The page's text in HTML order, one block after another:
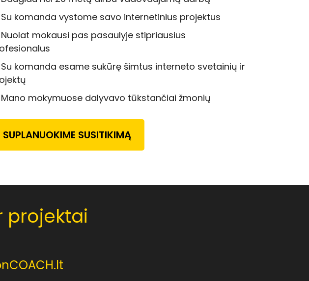
Su komanda vystome savo internetinius projektus
Nuolat mokausi pas pasaulyje stipriausius
Su komanda esame sukūrę šimtus interneto svetainių ir
Mano mokymuose dalyvavo tūkstančiai žmonių
SUPLANUOKIME SUSITIKIMĄ
projektai